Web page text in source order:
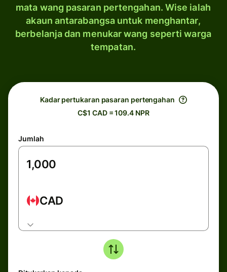
mata wang pasaran pertengahan. Wise ialah
akaun antarabangsa untuk menghantar,
berbelanja dan menukar wang seperti warga
tempatan.
Kadar pertukaran pasaran pertengahan
C$1 CAD = 109.4 NPR
Jumlah
CAD